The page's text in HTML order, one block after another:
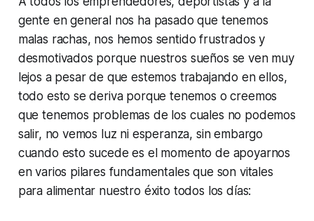
gente en general nos ha pasado que tenemos
malas rachas, nos hemos sentido frustrados y
desmotivados porque nuestros sueños se ven muy
lejos a pesar de que estemos trabajando en ellos,
todo esto se deriva porque tenemos o creemos
que tenemos problemas de los cuales no podemos
salir, no vemos luz ni esperanza, sin embargo
cuando esto sucede es el momento de apoyarnos
en varios pilares fundamentales que son vitales
para alimentar nuestro éxito todos los días: